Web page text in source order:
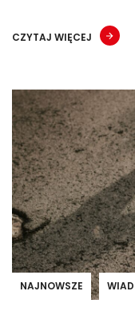
CZYTAJ WIĘCEJ
NAJNOWSZE